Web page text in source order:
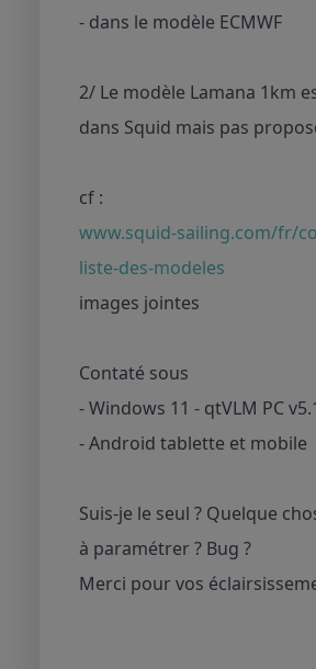
- dans le modèle ECMWF
2/ Le modèle Lamana 1km
dans Squid mais pas
cf :
www.squid-sailing.com/fr/
liste-des-modeles
images jointes
Contaté sous
- Windows 11 - qtVLM PC
- Android tablette et mobile
Suis-je le seul ? Quelque
à paramétrer ? Bug ?
Merci pour vos